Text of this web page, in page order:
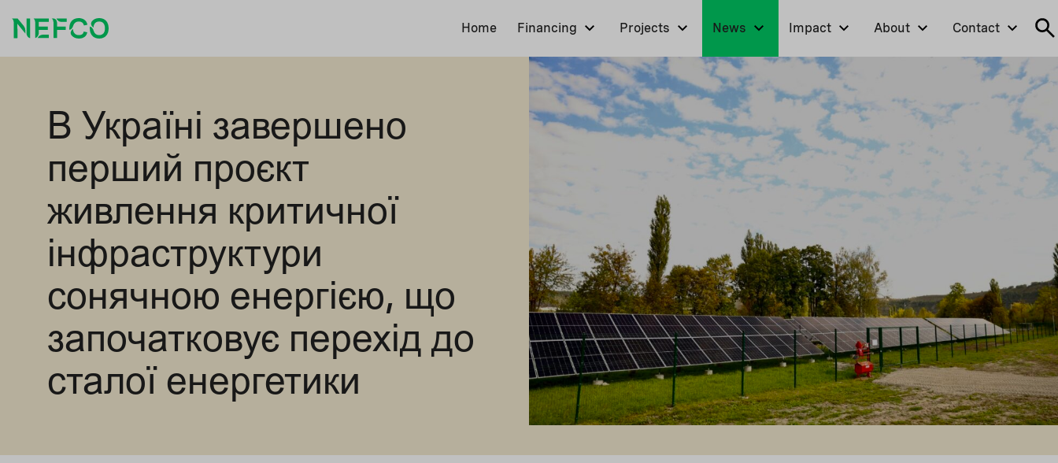
Home Financing Projects News Impact About Contact
В Україні завершено
перший проєкт
живлення критичної
інфраструктури
сонячною енергією, що
започатковує перехід до
сталої енергетики